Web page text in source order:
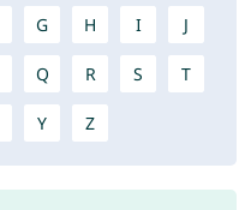
G H I J
Q R S T
Y Z